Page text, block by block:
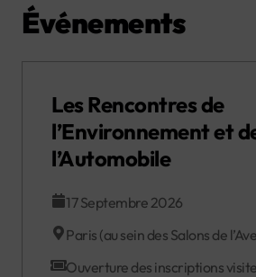
Événements
Les Rencontres de
l’Environnement et
l’Automobile
17 Septembre 2026
Paris (au sein des Salons de
Ouverture des inscriptions